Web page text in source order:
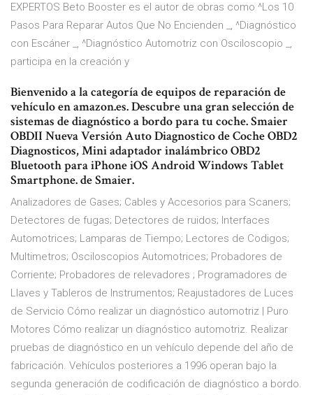
EXPERTOS Beto Booster es el autor de obras como ^Los 10
Pasos Para Reparar Autos Que No Encienden _, ^Diagnóstico
con Escáner _, ^Diagnóstico Automotriz con Osciloscopio _,
participa en la creación y
Bienvenido a la categoría de equipos de reparación de
vehículo en amazon.es. Descubre una gran selección de
sistemas de diagnóstico a bordo para tu coche. Smaier
OBDII Nueva Versión Auto Diagnostico de Coche OBD2
Diagnosticos, Mini adaptador inalámbrico OBD2
Bluetooth para iPhone iOS Android Windows Tablet
Smartphone. de Smaier.
Analizadores de Gases; Cables y Accesorios para Scaners;
Detectores de fugas; Detectores de ruidos; Interfaces
Automotrices; Lamparas de Tiempo; Lectores de Codigos;
Multimetros; Osciloscopios Automotrices; Probadores de
Corriente; Probadores de relevadores ; Programadores de
Llaves y Tableros de Instrumentos; Reajustadores de Luces
de Servicio Cómo realizar un diagnóstico automotriz | Puro
Motores Cómo realizar un diagnóstico automotriz. Realizar
pruebas de diagnóstico en un vehículo depende del año de
fabricación. Vehículos posteriores a 1996 operan bajo la
segunda generación de codificación de diagnóstico a bordo.